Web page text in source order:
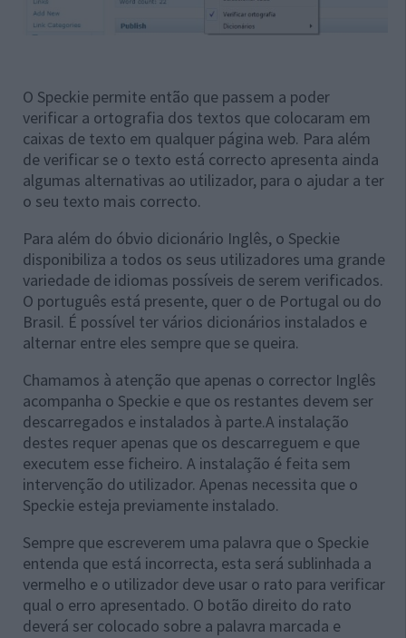
O Speckie permite então que passem a poder
verificar a ortografia dos textos que colocaram em
caixas de texto em qualquer página web. Para além
de verificar se o texto está correcto apresenta ainda
algumas alternativas ao utilizador, para o ajudar a ter
o seu texto mais correcto.
Para além do óbvio dicionário Inglês, o Speckie
disponibiliza a todos os seus utilizadores uma grande
variedade de idiomas possíveis de serem verificados.
O português está presente, quer o de Portugal ou do
Brasil. É possível ter vários dicionários instalados e
alternar entre eles sempre que se queira.
Chamamos à atenção que apenas o corrector Inglês
acompanha o Speckie e que os restantes devem ser
descarregados e instalados à parte.A instalação
destes requer apenas que os descarreguem e que
executem esse ficheiro. A instalação é feita sem
intervenção do utilizador. Apenas necessita que o
Speckie esteja previamente instalado.
Sempre que escreverem uma palavra que o Speckie
entenda que está incorrecta, esta será sublinhada a
vermelho e o utilizador deve usar o rato para verificar
qual o erro apresentado. O botão direito do rato
deverá ser colocado sobre a palavra marcada e